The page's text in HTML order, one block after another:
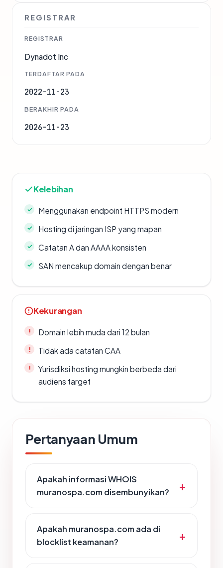
REGISTRAR
REGISTRAR
Dynadot Inc
TERDAFTAR PADA
2022-11-23
BERAKHIR PADA
2026-11-23
Kelebihan
Menggunakan endpoint HTTPS modern
Hosting di jaringan ISP yang mapan
Catatan A dan AAAA konsisten
SAN mencakup domain dengan benar
Kekurangan
Domain lebih muda dari 12 bulan
Tidak ada catatan CAA
Yurisdiksi hosting mungkin berbeda dari
audiens target
Pertanyaan Umum
Apakah informasi WHOIS
muranospa.com disembunyikan?
Apakah muranospa.com ada di
blocklist keamanan?